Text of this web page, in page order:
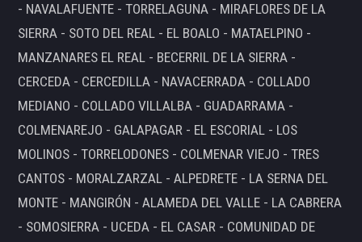
- NAVALAFUENTE - TORRELAGUNA - MIRAFLORES DE LA
SIERRA - SOTO DEL REAL - EL BOALO - MATAELPINO -
MANZANARES EL REAL - BECERRIL DE LA SIERRA -
CERCEDA - CERCEDILLA - NAVACERRADA - COLLADO
MEDIANO - COLLADO VILLALBA - GUADARRAMA -
COLMENAREJO - GALAPAGAR - EL ESCORIAL - LOS
MOLINOS - TORRELODONES - COLMENAR VIEJO - TRES
CANTOS - MORALZARZAL - ALPEDRETE - LA SERNA DEL
MONTE - MANGIRÓN - ALAMEDA DEL VALLE - LA CABRERA
- SOMOSIERRA - UCEDA - EL CASAR - COMUNIDAD DE